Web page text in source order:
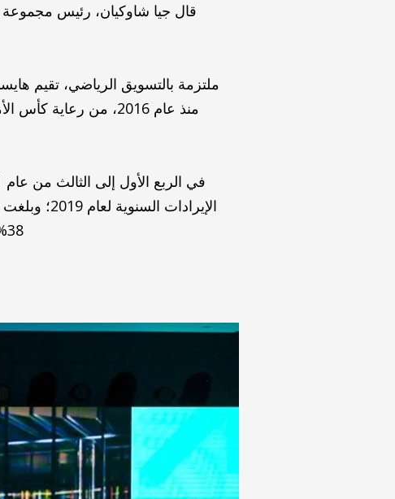
قال جيا شاوكيان، رئيس
ملتزمة بالتسويق الرياضي، تقيم
38% على أساس سنوي ويشكل 42% من إجمالي الإيرادات.